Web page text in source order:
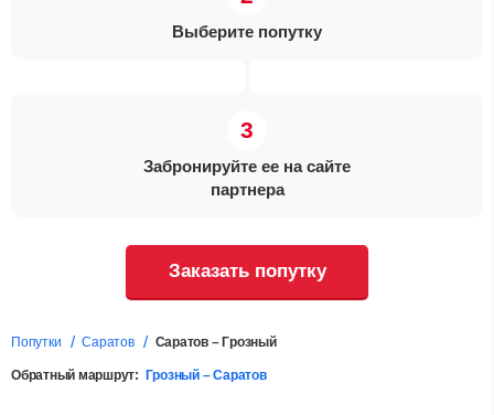
Выберите попутку
Забронируйте ее на сайте
партнера
Заказать попутку
Попутки Саратов Саратов – Грозный
Обратный маршрут: Грозный – Саратов